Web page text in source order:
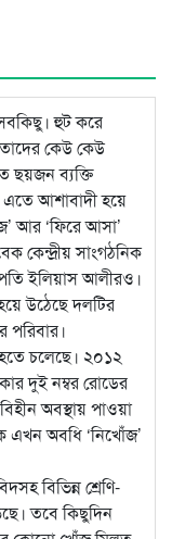
হুট করে
কেউ কেউ
ছয়জন ব্যক্তি
এতে আশাবাদী হয়ে
আর ‘ফিরে আসা’
কেন্দ্রীয় সাংগঠনিক
ইলিয়াস আলীরও।
উঠেছে দলটির
পরিবার।
চলেছে। ২০১২
দুই নম্বর রোডের
অবস্থায় পাওয়া
এখন অবধি ‘নিখোঁজ’
বিভিন্ন শ্রেণি-
তবে কিছুদিন